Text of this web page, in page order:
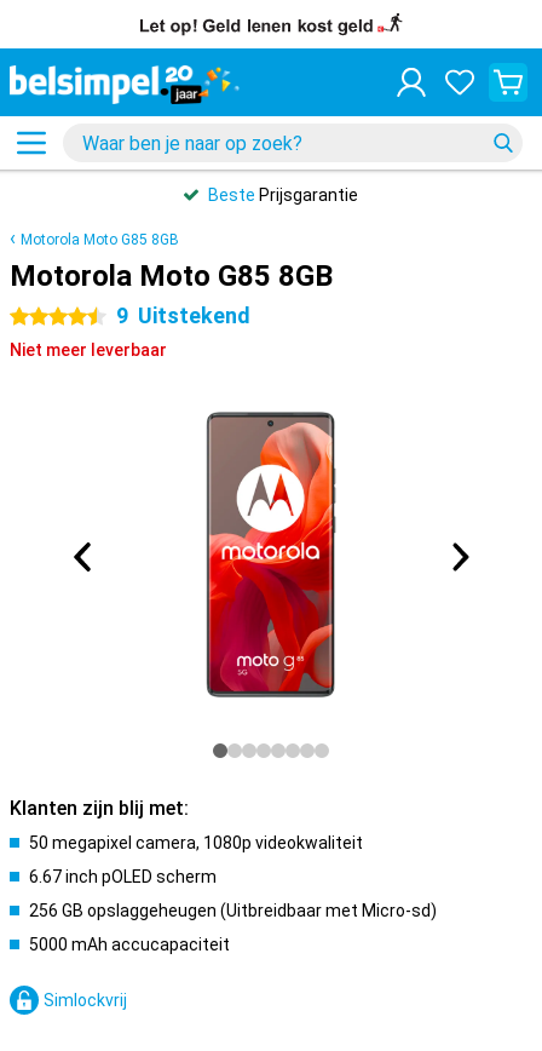
Beste Prijsgarantie
Motorola Moto G85 8GB
Motorola Moto G85 8GB
4.5 sterren 9 Uitstekend
Niet meer leverbaar
Klanten zijn blij met:
50 megapixel camera, 1080p videokwaliteit
6.67 inch pOLED scherm
256 GB opslaggeheugen (Uitbreidbaar met Micro-sd)
5000 mAh accucapaciteit
Simlockvrij